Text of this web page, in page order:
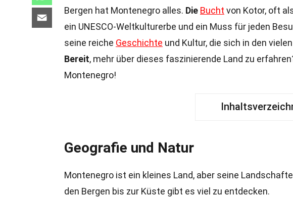
Bergen hat Montenegro alles. Die Bucht von Kotor, oft
ein UNESCO-Weltkulturerbe und ein Muss für jeden
seine reiche Geschichte und Kultur, die sich in den
Bereit, mehr über dieses faszinierende Land zu
Montenegro!
Geografie und Natur
Montenegro ist ein kleines Land, aber seine
den Bergen bis zur Küste gibt es viel zu entdecken.